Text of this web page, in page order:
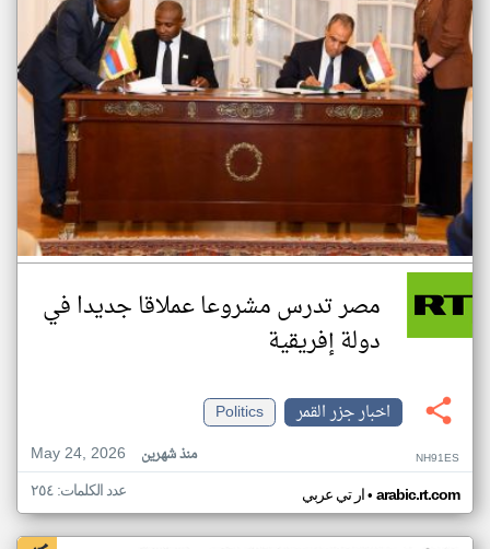
مصر تدرس مشروعا عملاقا جديدا في
دولة إفريقية
اخبار جزر القمر
Politics
May 24, 2026
منذ شهرين NH91ES
ار تي عربي• arabic.rt.com عدد الكلمات: ٢٥٤